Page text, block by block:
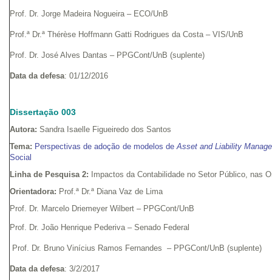
Prof. Dr. Jorge Madeira Nogueira – ECO/UnB
Prof.ª Dr.ª Thérèse Hoffmann Gatti Rodrigues da Costa – VIS/UnB
Prof. Dr. José Alves Dantas – PPGCont/UnB (suplente)
Data da defesa: 01/12/2016
Dissertação 003
Autora: Sandra Isaelle Figueiredo dos Santos
Tema: Perspectivas de adoção de modelos deAsset and Liability
Social
Linha de Pesquisa 2: Impactos da Contabilidade no Setor Público, nas
Orientadora: Prof.ª Dr.ª Diana Vaz de Lima
Prof. Dr. Marcelo Driemeyer Wilbert – PPGCont/UnB
Prof. Dr. João Henrique Pederiva – Senado Federal
Prof. Dr. Bruno Vinícius Ramos Fernandes – PPGCont/UnB (suplente)
Data da defesa: 3/2/2017